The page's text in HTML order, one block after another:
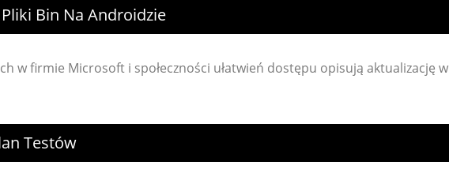
Pliki Bin Na Androidzie
w firmie Microsoft i społeczności ułatwień dostępu opisują aktualizację w
Testów